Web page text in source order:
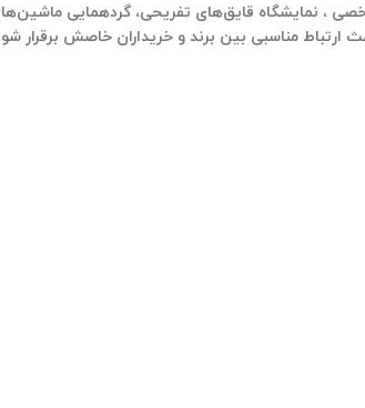
، نمایشگاه قایق‌های تفریحی، گردهمایی
مناسبی بین برند و خریداران خاصش برقرار